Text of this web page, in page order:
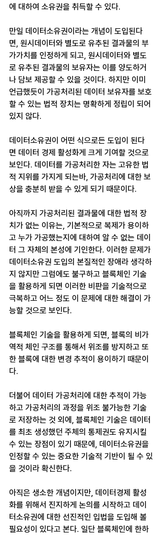
에 대하여 소유권을 취득할 수 있다.
만일 데이터소유권이라는 개념이 도입된다
면, 원시데이터와 별도로 유추된 결과물의 부
가가치를 인정하게 되고, 원시데이터와 별도
로 유추된 결과물의 보유자는 이를 양도하거
나 담보 제공할 수 있을 것이다. 하지만 이미
언급했듯이 가공처리된 데이터 보유자를 보호
할 수 있는 법적 장치는 명확하게 정립이 되어
있지 않다.
데이터소유권이 어떤 식으로든 도입이 된다
면 데이터 경제 활성화게 크게 기여할 것으로
보인다. 데이터를 가공처리한 자는 고유한 법
적 지위를 가지게 되는바, 가공처리에 대한 보
상을 충분히 받을 수 있게 되기 때문이다.
아직까지 가공처리된 결과물에 대한 법적 장
치가 없는 이유는, 기본적으로 복제가 용이하
고 누가 가공했는지에 대하여 알 수 없는 데이
터 그 자체의 본성에 기인한다. 이러한 문제가
데이터소유권 도입의 본질적인 장애라 생각하
지 않지만 그럼에도 불구하고 블록체인 기술
을 활용하게 되면 이러한 비판을 기술적으로
극복하고 어느 정도 이 문제에 대한 해결이 가
능할 것으로 보인다.
블록체인 기술을 활용하게 되면, 블록의 비가
역적 체인 구조를 통해서 위조를 방지하고 또
한 블록에 대한 변경 추적이 용이하기 때문이
다.
더불어 데이터 가공처리에 대한 추적이 가능
하고 가공처리의 과정을 위조 불가능한 기술
로 저장하는 것 외에, 블록체인 기술은 데이터
를 최초 생성했던 주체의 통제권도 유지시킬
수 있는 장점이 있기 때문에, 데이터소유권을
인정할 수 있는 중요한 기술적 기반이 될 수 있
을 것이라 확신한다.
아직은 생소한 개념이지만, 데이터경제 활성
화를 위해서 진지하게 논의를 시작하고 데이
터소유권에 대한 선진적인 입법을 도입해 볼
필요성이 있다고 본다. 일단 블록체인에 한하